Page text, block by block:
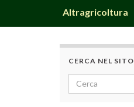
Altragricoltura
CERCA NEL SITO
Search for: